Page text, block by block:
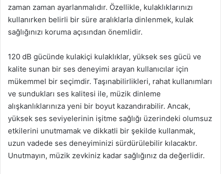
zaman zaman ayarlanmalıdır. Özellikle, kulaklıklarınızı
kullanırken belirli bir süre aralıklarla dinlenmek, kulak
sağlığınızı koruma açısından önemlidir.
120 dB gücünde kulakiçi kulaklıklar, yüksek ses gücü ve
kalite sunan bir ses deneyimi arayan kullanıcılar için
mükemmel bir seçimdir. Taşınabilirlikleri, rahat kullanımları
ve sundukları ses kalitesi ile, müzik dinleme
alışkanlıklarınıza yeni bir boyut kazandırabilir. Ancak,
yüksek ses seviyelerinin işitme sağlığı üzerindeki olumsuz
etkilerini unutmamak ve dikkatli bir şekilde kullanmak,
uzun vadede ses deneyiminizi sürdürülebilir kılacaktır.
Unutmayın, müzik zevkiniz kadar sağlığınız da değerlidir.